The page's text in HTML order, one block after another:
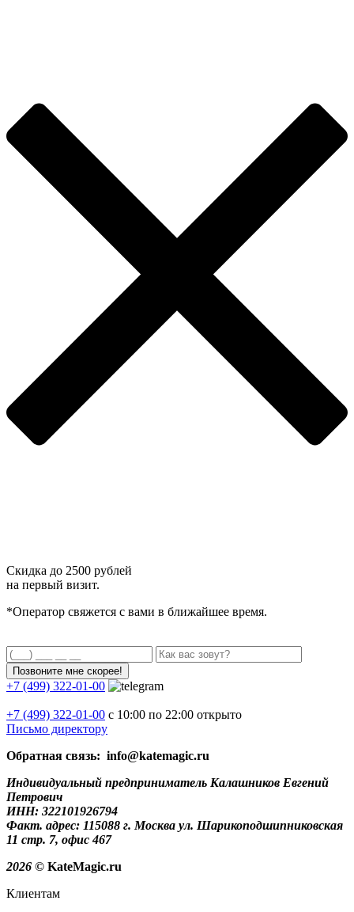
Скидка до 2500 рублей
на первый визит.
*Оператор свяжется с вами в ближайшее время.
+7 (499) 322-01-00
+7 (499) 322-01-00 с 10:00 по 22:00 открыто
Письмо директору
Обратная связь: info@katemagic.ru
Индивидуальный предприниматель Калашников Евгений
Петрович
ИНН: 322101926794
Факт. адрес: 115088 г. Москва ул. Шарикоподшипниковская
11 стр. 7, офис 467
2026 © KateMagic.ru
Клиентам